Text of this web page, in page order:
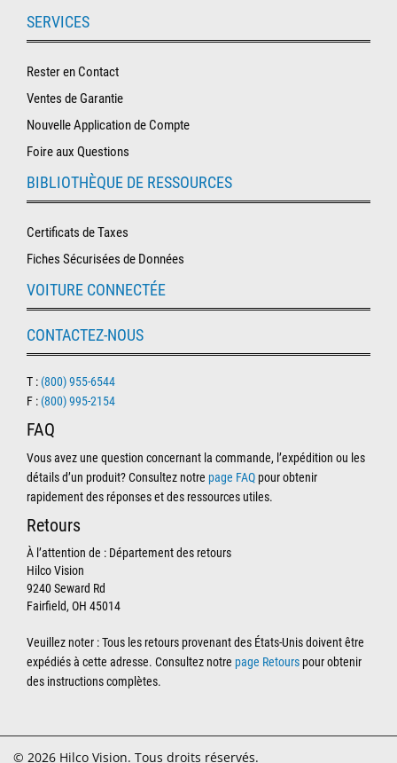
SERVICES
Rester en Contact
Ventes de Garantie
Nouvelle Application de Compte
Foire aux Questions
BIBLIOTHÈQUE DE RESSOURCES
Certificats de Taxes
Fiches Sécurisées de Données
VOITURE CONNECTÉE
CONTACTEZ-NOUS
T : (800) 955-6544
F : (800) 995-2154
FAQ
Vous avez une question concernant la commande, l’expédition ou les
détails d’un produit? Consultez notre page FAQ pour obtenir
rapidement des réponses et des ressources utiles.
Retours
À l’attention de : Département des retours
Hilco Vision
9240 Seward Rd
Fairfield, OH 45014
Veuillez noter : Tous les retours provenant des États-Unis doivent être
expédiés à cette adresse. Consultez notre page Retours pour obtenir
des instructions complètes.
© 2026 Hilco Vision. Tous droits réservés.